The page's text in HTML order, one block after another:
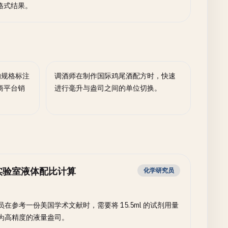
式结果。
格标注
平台销
调酒师在制作国际鸡尾酒配方时，快速
进行毫升与盎司之间的单位切换。
验室液体配比计算 化学研究员
在参考一份美国学术文献时，需要将 15.5ml 的试剂用量
高精度的液量盎司。